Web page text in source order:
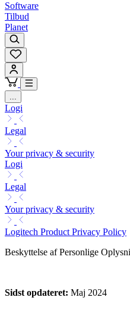
Software
Tilbud
Planet
...
Logi
Legal
Your privacy & security
Logi
Legal
Your privacy & security
Logitech Product Privacy Policy
Beskyttelse af Personlige
Sidst opdateret: Maj 2024